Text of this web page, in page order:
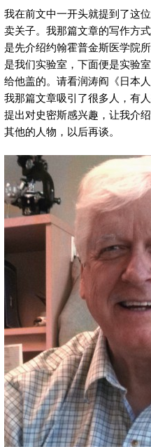
我在前文中一开头就提到了这
卖关子。我那篇文章的写作方
是先介绍约翰霍普金斯医学院
是我们实验室，下面便是实验
给他盖的。请看润涛阎《日本
我那篇文章吸引了很多人，有
提出对史密斯感兴趣，让我介
其他的人物，以后再谈。